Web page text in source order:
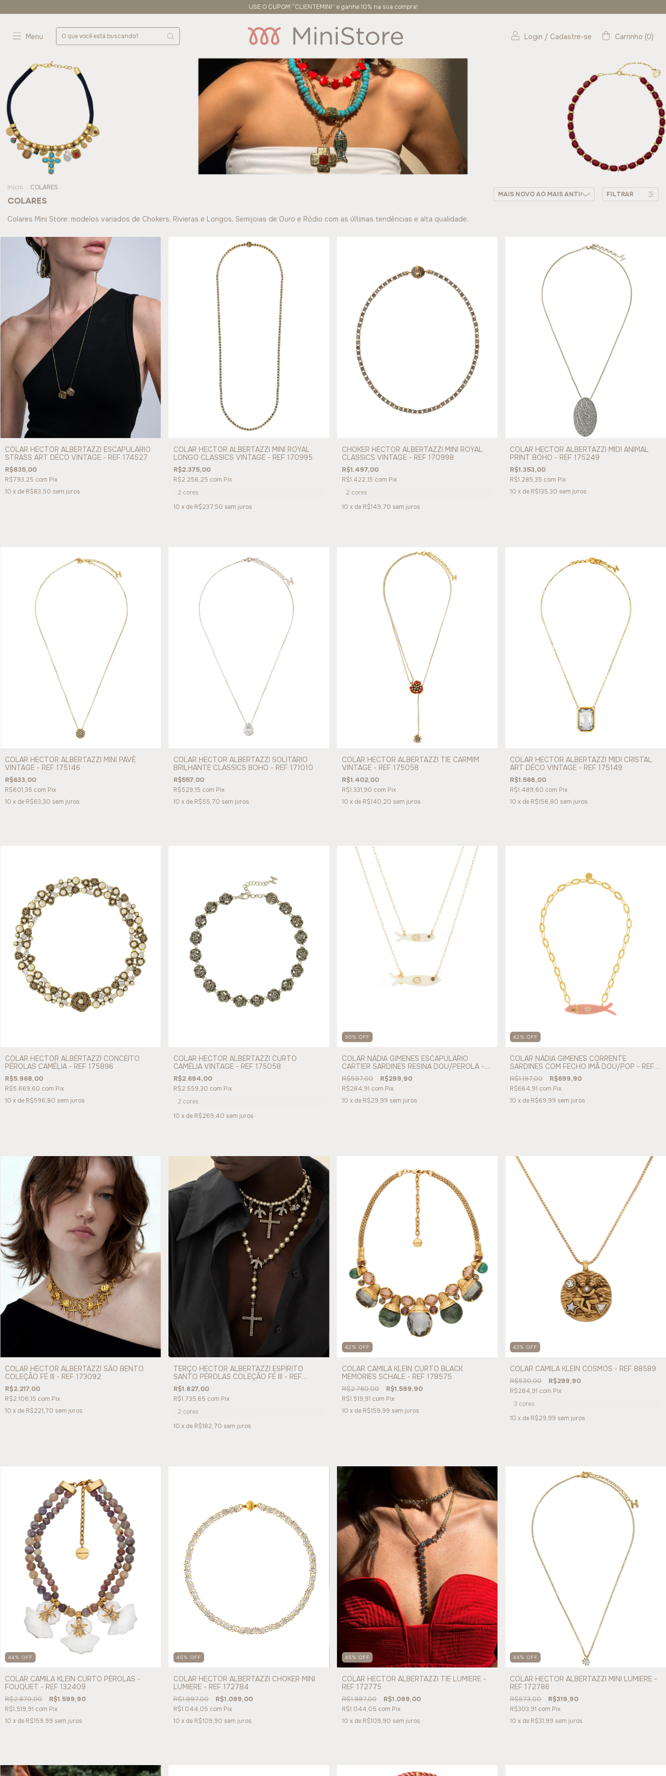
USE O CUPOM “CLIENTEMINI” e ganhe 10% na sua compra!
Menu Login / Cadastre-se Carrinho (0)
Início . COLARES
COLARES
FILTRAR
Colares Mini Store: modelos variados de Chokers, Rivieras e Longos. Semijoias de Ouro e Ródio com as últimas tendências e alta qualidade.
COLAR HECTOR ALBERTAZZI ESCAPULÁRIO
STRASS ART DÉCO VINTAGE - REF 174527
R$835,00
R$793,25 com Pix
10 x de R$83,50 sem juros
COLAR HECTOR ALBERTAZZI MINI ROYAL
LONGO CLASSICS VINTAGE - REF 170995
R$2.375,00
R$2.256,25 com Pix
2 cores
10 x de R$237,50 sem juros
CHOKER HECTOR ALBERTAZZI MINI ROYAL
CLASSICS VINTAGE - REF 170998
R$1.497,00
R$1.422,15 com Pix
2 cores
10 x de R$149,70 sem juros
COLAR HECTOR ALBERTAZZI MIDI ANIMAL
PRINT BOHO - REF 175249
R$1.353,00
R$1.285,35 com Pix
10 x de R$135,30 sem juros
COLAR HECTOR ALBERTAZZI MINI PAVÊ
VINTAGE - REF 175146
R$633,00
R$601,35 com Pix
10 x de R$63,30 sem juros
COLAR HECTOR ALBERTAZZI SOLITÁRIO
BRILHANTE CLASSICS BOHO - REF 171010
R$557,00
R$529,15 com Pix
10 x de R$55,70 sem juros
COLAR HECTOR ALBERTAZZI TIE CARMIM
VINTAGE - REF 175058
R$1.402,00
R$1.331,90 com Pix
10 x de R$140,20 sem juros
COLAR HECTOR ALBERTAZZI MIDI CRISTAL
ART DÉCO VINTAGE - REF 175149
R$1.568,00
R$1.489,60 com Pix
10 x de R$156,80 sem juros
COLAR HECTOR ALBERTAZZI CONCEITO
PÉROLAS CAMÉLIA - REF 175896
R$5.968,00
R$5.669,60 com Pix
10 x de R$596,80 sem juros
COLAR HECTOR ALBERTAZZI CURTO
CAMÉLIA VINTAGE - REF 175058
R$2.694,00
R$2.559,30 com Pix
2 cores
10 x de R$269,40 sem juros
50% OFF
COLAR NÁDIA GIMENES ESCAPULÁRIO
CARTIER SARDINES RESINA DOU/PEROLA -
REF 171275
R$597,00 R$299,90
R$284,91 com Pix
10 x de R$29,99 sem juros
42 %OFF
COLAR NÁDIA GIMENES CORRENTE
SARDINES COM FECHO IMÃ DOU/POP - REF
171112
R$1.197,00 R$699,90
R$664,91 com Pix
10 x de R$69,99 sem juros
COLAR HECTOR ALBERTAZZI SÃO BENTO
COLEÇÃO FÉ III - REF 173092
R$2.217,00
R$2.106,15 com Pix
10 x de R$221,70 sem juros
TERÇO HECTOR ALBERTAZZI ESPÍRITO
SANTO PÉROLAS COLEÇÃO FÉ III - REF
174143
R$1.827,00
R$1.735,65 com Pix
2 cores
10 x de R$182,70 sem juros
42 % OFF
COLAR CAMILA KLEIN CURTO BLACK
MEMORIES SCHALE - REF 178575
R$2.780,00 R$1.599,90
R$1.519,91 com Pix
10 x de R$159,99 sem juros
43%OFF
COLAR CAMILA KLEIN COSMOS - REF 88589
R$530,00 R$299,90
R$284,91 com Pix
3 cores
10 x de R$29,99 sem juros
44% OFF
COLAR CAMILA KLEIN CURTO PÉROLAS -
FOUQUET - REF 132409
R$2.870,00 R$1.599,90
R$1.519,91 com Pix
10 x de R$159,99 sem juros
45% OFF
COLAR HECTOR ALBERTAZZI CHOKER MINI
LUMIERE - REF 172784
R$1.997,00 R$1.099,00
R$1.044,05 com Pix
10 x de R$109,90 sem juros
45% OFF
COLAR HECTOR ALBERTAZZI TIE LUMIERE -
REF 172775
R$1.987,00 R$1.099,00
R$1.044,05 com Pix
10 x de R$109,90 sem juros
44%OFF
COLAR HECTOR ALBERTAZZI MINI LUMIERE -
REF 172786
R$573,00 R$319,90
R$303,91 com Pix
10 x de R$31,99 sem juros